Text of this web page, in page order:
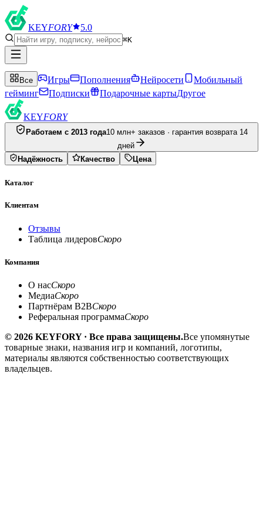
KEYFORY 5.0
⌘K
Все Игры Пополнения Нейросети
Мобильный
гейминг
Подписки Подарочные картыДругое
KEYFORY
Работаем с 2013 года10 млн+ заказов · гарантия возврата 14
дней
Надёжность
Качество Цена
Каталог
Клиентам
Отзывы
Таблица лидеровСкоро
Компания
О насСкоро
МедиаСкоро
Партнёрам B2BСкоро
Реферальная программаСкоро
© 2026 KEYFORY · Все права защищены.Все упомянутые
товарные знаки, названия игр и компаний, логотипы,
материалы являются собственностью соответствующих
владельцев.